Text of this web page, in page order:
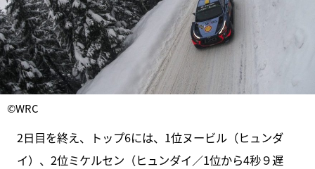
©WRC
2日目を終え、トップ6には、1位ヌービル（ヒュンダ
イ）、2位ミケルセン（ヒュンダイ／1位から4秒９遅